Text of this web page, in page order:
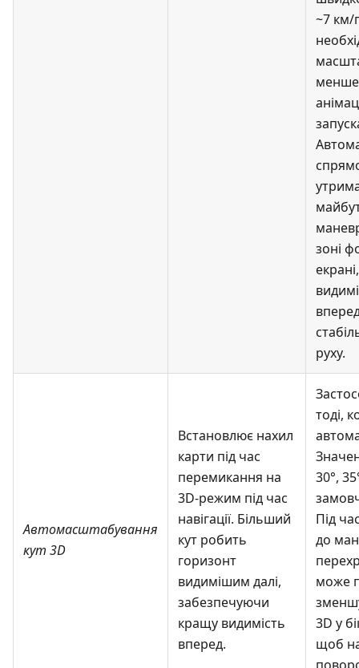
~7 км/
менше
зоні
руху.
Автомасштабування
кут 3D
Встановлює нахил
карти під час
перемикання на
3D-режим під час
навігації. Більший
кут робить
горизонт
видимішим далі,
забезпечуючи
кращу видимість
вперед.
тоді,
30°,
Під
до
може
3D у
щоб